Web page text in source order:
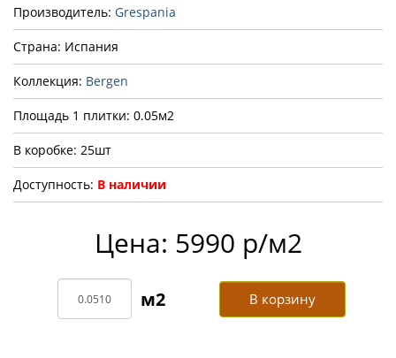
Производитель: Grespania
Страна: Испания
Коллекция: Bergen
Площадь 1 плитки: 0.05м2
В коробке: 25шт
Доступность: В наличии
Цена: 5990 р/м2
В корзину